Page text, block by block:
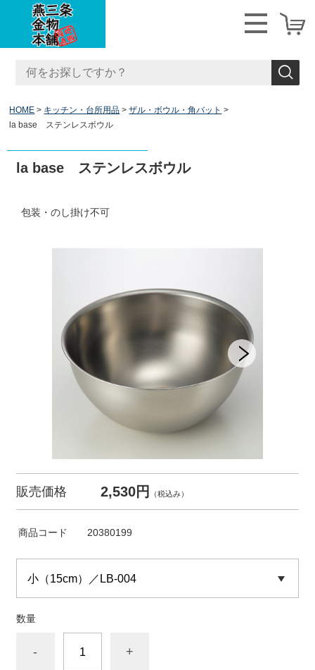
HOME キッチン・台所用品
ザル・ボウル・角バット
la base ステンレスボウル
la base ステンレスボウル
包装・のし掛け不可
販売価格 2,530円 （税込み）
商品コード 20380199
数量
- +